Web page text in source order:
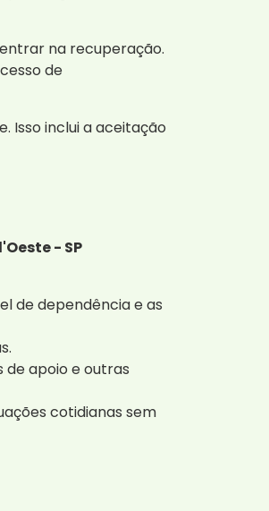
na recuperação.
de
Isso inclui a aceitação
- SP
de dependência e as
apoio e outras
cotidianas sem